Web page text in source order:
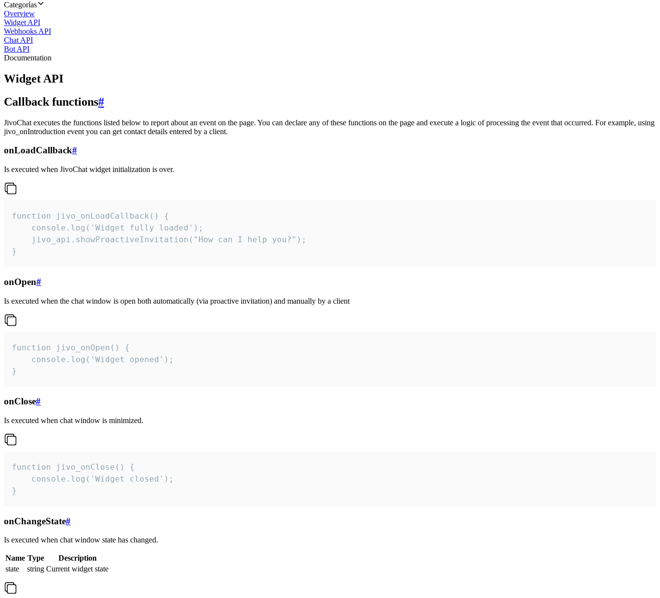
Categorías
Overview
Widget API
Webhooks API
Chat API
Bot API
Documentation
Widget API
Callback functions#
JivoChat executes the functions listed below to report about an event on the page. You can declare any of these functions on the page and execute a logic of processing the event that occurred. For example, using
jivo_onIntroduction event you can get contact details entered by a client.
onLoadCallback#
Is executed when JivoChat widget initialization is over.
function jivo_onLoadCallback() {
    console.log('Widget fully loaded');
    jivo_api.showProactiveInvitation("How can I help you?");
}
onOpen#
Is executed when the chat window is open both automatically (via proactive invitation) and manually by a client
function jivo_onOpen() {
    console.log('Widget opened');
}
onClose#
Is executed when chat window is minimized.
function jivo_onClose() {
    console.log('Widget closed');
}
onChangeState#
Is executed when chat window state has changed.
Name Type
Description
state
string Current widget state